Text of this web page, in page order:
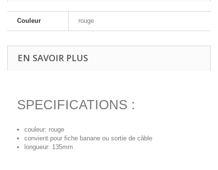
Couleur rouge
EN SAVOIR PLUS
SPECIFICATIONS :
couleur: rouge
convient pour fiche banane ou sortie de câble
longueur: 135mm